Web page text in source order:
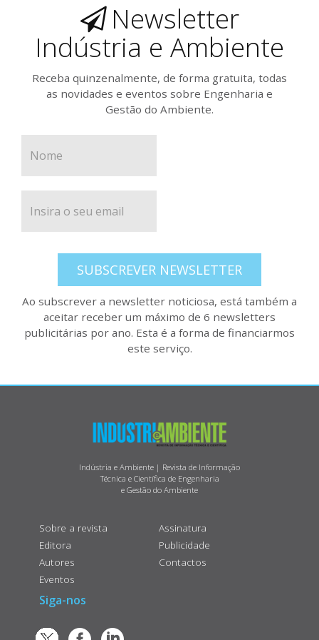
Newsletter
Indústria e Ambiente
Receba quinzenalmente, de forma gratuita, todas
as novidades e eventos sobre Engenharia e
Gestão do Ambiente.
SUBSCREVER NEWSLETTER
Ao subscrever a newsletter noticiosa, está também a
aceitar receber um máximo de 6 newsletters
publicitárias por ano. Esta é a forma de financiarmos
este serviço.
Indústria e Ambiente | Revista de Informação
Técnica e Científica de Engenharia
e Gestão do Ambiente
Sobre a revista
Editora
Autores
Eventos
Assinatura
Publicidade
Contactos
Siga-nos